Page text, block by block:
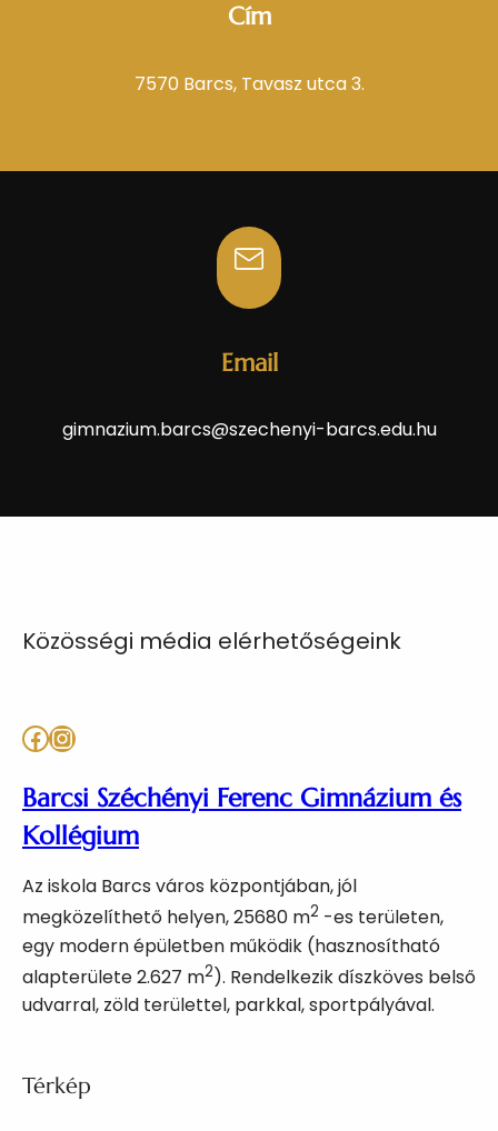
Cím
7570 Barcs, Tavasz utca 3.
Email
gimnazium.barcs@szechenyi-barcs.edu.hu
Közösségi média elérhetőségeink
Facebook Instagram
Barcsi Széchényi Ferenc Gimnázium és
Kollégium
Az iskola Barcs város központjában, jól
megközelíthető helyen, 25680 m2 -es területen,
egy modern épületben működik (hasznosítható
alapterülete 2.627 m2). Rendelkezik díszköves belső
udvarral, zöld területtel, parkkal, sportpályával.
Térkép